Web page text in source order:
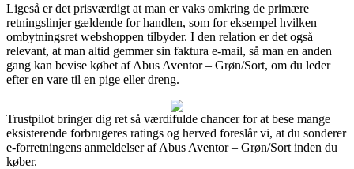
Ligeså er det prisværdigt at man er vaks omkring de primære
retningslinjer gældende for handlen, som for eksempel hvilken
ombytningsret webshoppen tilbyder. I den relation er det også
relevant, at man altid gemmer sin faktura e-mail, så man en anden
gang kan bevise købet af Abus Aventor – Grøn/Sort, om du leder
efter en vare til en pige eller dreng.
Trustpilot bringer dig ret så værdifulde chancer for at bese mange
eksisterende forbrugeres ratings og herved foreslår vi, at du sonderer
e-forretningens anmeldelser af Abus Aventor – Grøn/Sort inden du
køber.